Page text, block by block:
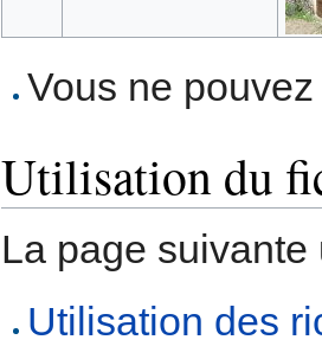
Vous ne
Utilisation du
La page
Utilisation des